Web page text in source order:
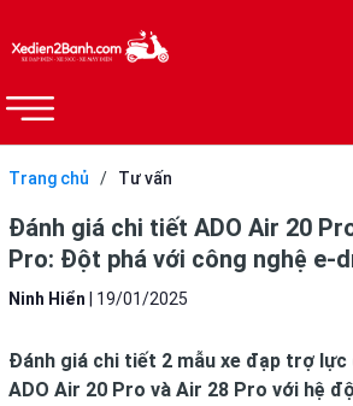
Trang chủ / Tư vấn
Đánh giá chi tiết ADO Air 20
Pro: Đột phá với công nghệ e-
Ninh Hiển 19/01/2025
Đánh giá chi tiết 2 mẫu xe đạp trợ lực
ADO Air 20 Pro và Air 28 Pro với hệ